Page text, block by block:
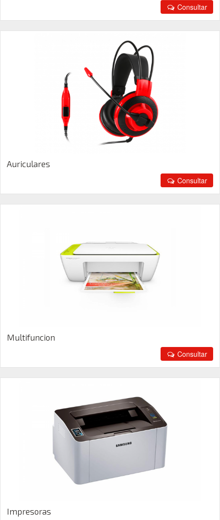
Consultar
Auriculares
Consultar
Multifuncion
Consultar
Impresoras